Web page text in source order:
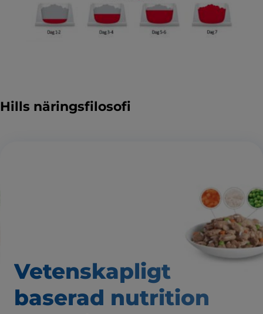
Hills näringsfilosofi
Vetenskapligt
baserad nutrition